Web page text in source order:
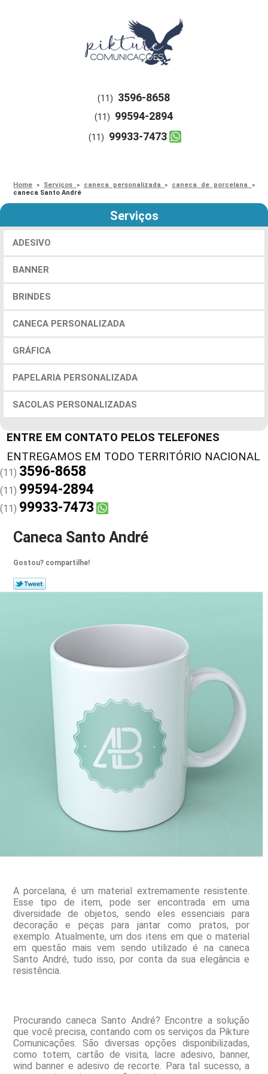
(11) 3596-8658
(11) 99594-2894
(11) 99933-7473
Home » Serviços » caneca personalizada» caneca de porcelana »
caneca Santo André
Serviços
ADESIVO
BANNER
BRINDES
CANECA PERSONALIZADA
GRÁFICA
PAPELARIA PERSONALIZADA
SACOLAS PERSONALIZADAS
ENTRE EM CONTATO PELOS TELEFONES
(11) 3596-8658
(11) 99594-2894
(11) 99933-7473
Caneca Santo André
Gostou? compartilhe!
A porcelana, é um material extremamente resistente.
Esse tipo de item, pode ser encontrada em uma
diversidade de objetos, sendo eles essenciais para
decoração e peças para jantar como pratos, por
exemplo. Atualmente, um dos itens em que o material
em questão mais vem sendo utilizado é na caneca
Santo André, tudo isso, por conta da sua elegância e
resistência.
Procurando caneca Santo André? Encontre a solução
que você precisa, contando com os serviços da Pikture
Comunicações. São diversas opções disponibilizadas,
como totem, cartão de visita, lacre adesivo, banner,
wind banner e adesivo de recorte. Para tal sucesso, a